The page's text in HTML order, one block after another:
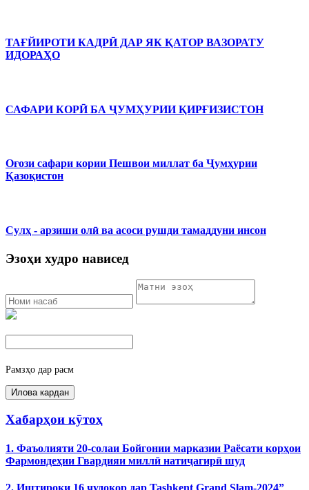
ТАҒЙИРОТИ КАДРӢ ДАР ЯК ҚАТОР ВАЗОРАТУ
ИДОРАҲО
САФАРИ КОРӢ БА ҶУМҲУРИИ ҚИРҒИЗИСТОН
Оғози сафари кории Пешвои миллат ба Ҷумҳурии
Қазоқистон
Сулҳ - арзиши олӣ ва асоси рушди тамаддуни инсон
Эзоҳи худро нависед
Рамзҳо дар расм
Хабарҳои кӯтоҳ
1. Фаъолияти 20-солаи Бойгонии марказии Раёсати корҳои
Фармондеҳии Гвардияи миллӣ натиҷагирӣ шуд
2. Иштироки 16 ҷудокор дар Tashkent Grand Slam-2024”